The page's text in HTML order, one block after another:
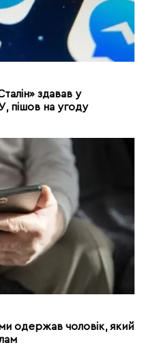
здавав у
пішов на угоду
одержав чоловік, який